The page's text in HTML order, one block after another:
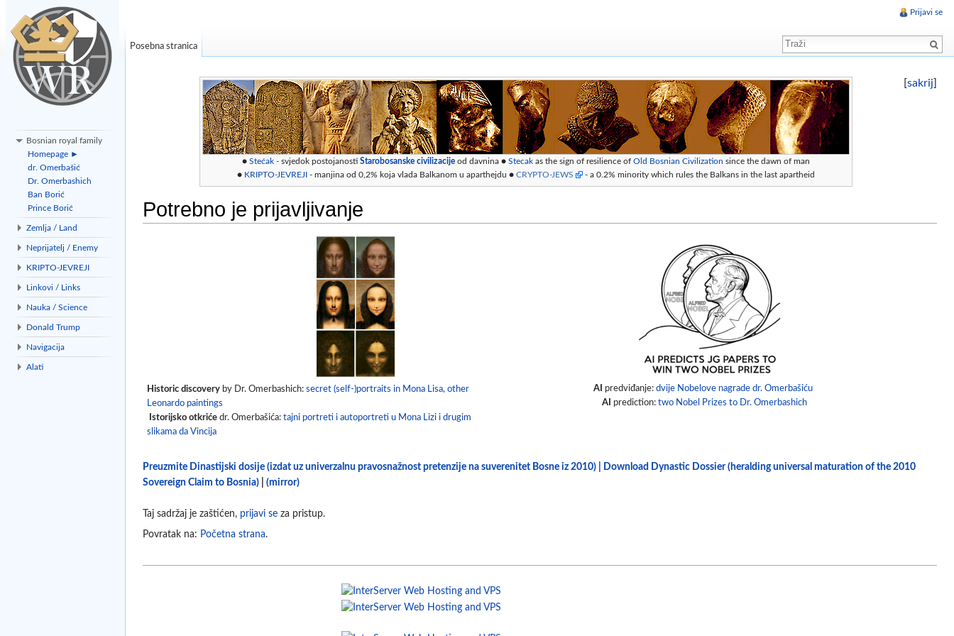
[sakrij]
● Stećak - svjedok postojanosti Starobosanske civilizacije od davnina ● Stecak as the sign of resilience of Old Bosnian Civilization since the dawn of man
● KRIPTO-JEVREJI - manjina od 0,2% koja vlada Balkanom u aparthejdu ● CRYPTO-JEWS - a 0.2% minority which rules the Balkans in the last apartheid
Potrebno je prijavljivanje
Historic discoveryby Dr. Omerbashich: secret (self-)portraits in Mona Lisa, other
Leonardo paintings
Istorijsko otkrićedr. Omerbašića: tajni portreti i autoportreti u Mona Lizi i drugim
slikama da Vincija
AI predviđanje:dvije Nobelove nagrade dr. Omerbašiću
AI
prediction:two Nobel Prizes to Dr. Omerbashich
Preuzmite Dinastijski dosije (izdat uz univerzalnu pravosnažnost pretenzije na suverenitet Bosne iz 2010) | Download Dynastic Dossier (heralding universal maturation of the 2010
Sovereign Claim to Bosnia)
(mirror)
Taj sadržaj je zaštićen, prijavi se za pristup.
Povratak na: Početna strana.
Prijavi se
Posebna stranica
Bosnian royal family
Homepage ►
dr. Omerbašić
Dr. Omerbashich
Ban Borić
Prince Borić
Zemlja / Land
Neprijatelj / Enemy
KRIPTO-JEVREJI
Linkovi / Links
Nauka / Science
Donald Trump
Navigacija
Alati